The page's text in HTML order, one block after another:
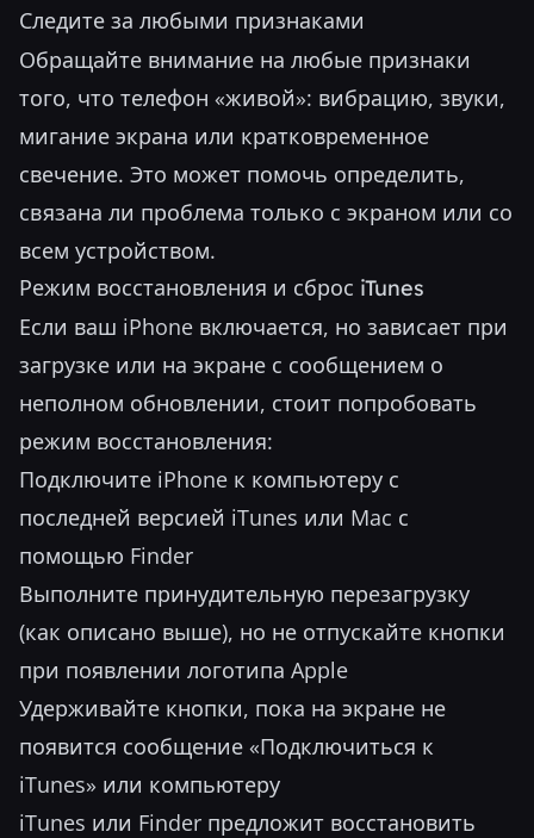
Следите за любыми признаками
Обращайте внимание на любые признаки
того, что телефон «живой»: вибрацию, звуки,
мигание экрана или кратковременное
свечение. Это может помочь определить,
связана ли проблема только с экраном или со
всем устройством.
Режим восстановления и сброс iTunes
Если ваш iPhone включается, но зависает при
загрузке или на экране с сообщением о
неполном обновлении, стоит попробовать
режим восстановления:
Подключите iPhone к компьютеру с
последней версией iTunes или Mac с
помощью Finder
Выполните принудительную перезагрузку
(как описано выше), но не отпускайте кнопки
при появлении логотипа Apple
Удерживайте кнопки, пока на экране не
появится сообщение «Подключиться к
iTunes» или компьютеру
iTunes или Finder предложит восстановить